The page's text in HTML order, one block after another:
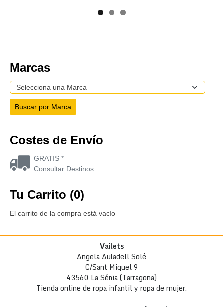
Marcas
Costes de Envío
GRATIS *
Consultar Destinos
Tu Carrito (0)
El carrito de la compra está vacío
Vailets
Angela Auladell Solé
C/Sant Miquel 9
43560 La Sénia (Tarragona)
Tienda online de ropa infantil y ropa de mujer.